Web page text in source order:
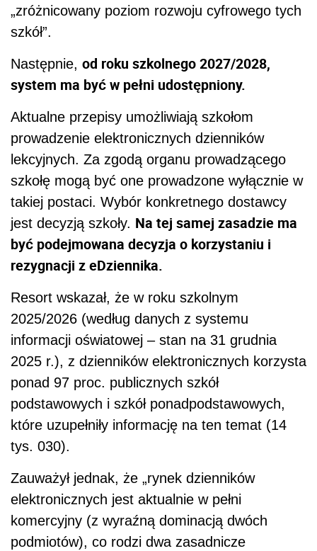
„zróżnicowany poziom rozwoju cyfrowego tych
szkół”.
Następnie, od roku szkolnego 2027/2028,
system ma być w pełni udostępniony.
Aktualne przepisy umożliwiają szkołom
prowadzenie elektronicznych dzienników
lekcyjnych. Za zgodą organu prowadzącego
szkołę mogą być one prowadzone wyłącznie w
takiej postaci. Wybór konkretnego dostawcy
jest decyzją szkoły. Na tej samej zasadzie ma
być podejmowana decyzja o korzystaniu i
rezygnacji z eDziennika.
Resort wskazał, że w roku szkolnym
2025/2026 (według danych z systemu
informacji oświatowej – stan na 31 grudnia
2025 r.), z dzienników elektronicznych korzysta
ponad 97 proc. publicznych szkół
podstawowych i szkół ponadpodstawowych,
które uzupełniły informację na ten temat (14
tys. 030).
Zauważył jednak, że „rynek dzienników
elektronicznych jest aktualnie w pełni
komercyjny (z wyraźną dominacją dwóch
podmiotów), co rodzi dwa zasadnicze